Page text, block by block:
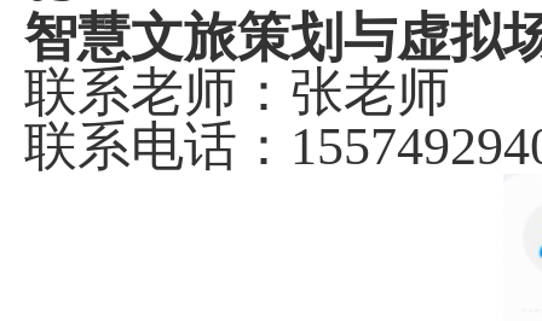
智慧文旅策划与虚拟
联系老师：张老师
联系电话：